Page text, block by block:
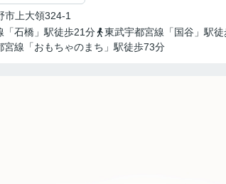
市 上大領324-1
「石橋」駅徒歩21分
東武宇都宮線「国谷」駅
宮線「おもちゃのまち」駅徒歩73分